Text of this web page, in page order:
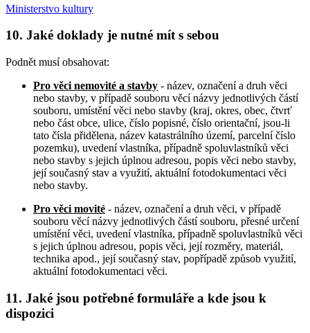
Ministerstvo kultury
10. Jaké doklady je nutné mít s sebou
Podnět musí obsahovat:
Pro věci nemovité a stavby - název, označení a druh věci
nebo stavby, v případě souboru věcí názvy jednotlivých částí
souboru, umístění věci nebo stavby (kraj, okres, obec, čtvrť
nebo část obce, ulice, číslo popisné, číslo orientační, jsou-li
tato čísla přidělena, název katastrálního území, parcelní číslo
pozemku), uvedení vlastníka, případně spoluvlastníků věci
nebo stavby s jejich úplnou adresou, popis věci nebo stavby,
její současný stav a využití, aktuální fotodokumentaci věci
nebo stavby.
Pro věci movité - název, označení a druh věci, v případě
souboru věcí názvy jednotlivých částí souboru, přesné určení
umístění věci, uvedení vlastníka, případně spoluvlastníků věci
s jejich úplnou adresou, popis věci, její rozměry, materiál,
technika apod., její současný stav, popřípadě způsob využití,
aktuální fotodokumentaci věci.
11. Jaké jsou potřebné formuláře a kde jsou k
dispozici